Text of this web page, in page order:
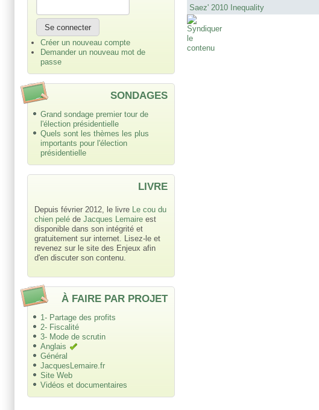
Créer un nouveau compte
Demander un nouveau mot de
passe
SONDAGES
Grand sondage premier tour de
l'élection présidentielle
Quels sont les thèmes les plus
importants pour l'élection
présidentielle
LIVRE
Depuis février 2012, le livre Le cou du
chien pelé de Jacques Lemaire est
disponible dans son intégrité et
gratuitement sur internet. Lisez-le et
revenez sur le site des Enjeux afin
d'en discuter son contenu.
À FAIRE PAR PROJET
1- Partage des profits
2- Fiscalité
3- Mode de scrutin
Anglais
Général
JacquesLemaire.fr
Site Web
Vidéos et documentaires
Saez' 2010 Inequality